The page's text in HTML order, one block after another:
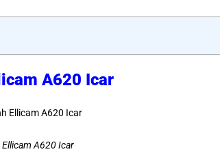
A620 Icar
A620 Icar